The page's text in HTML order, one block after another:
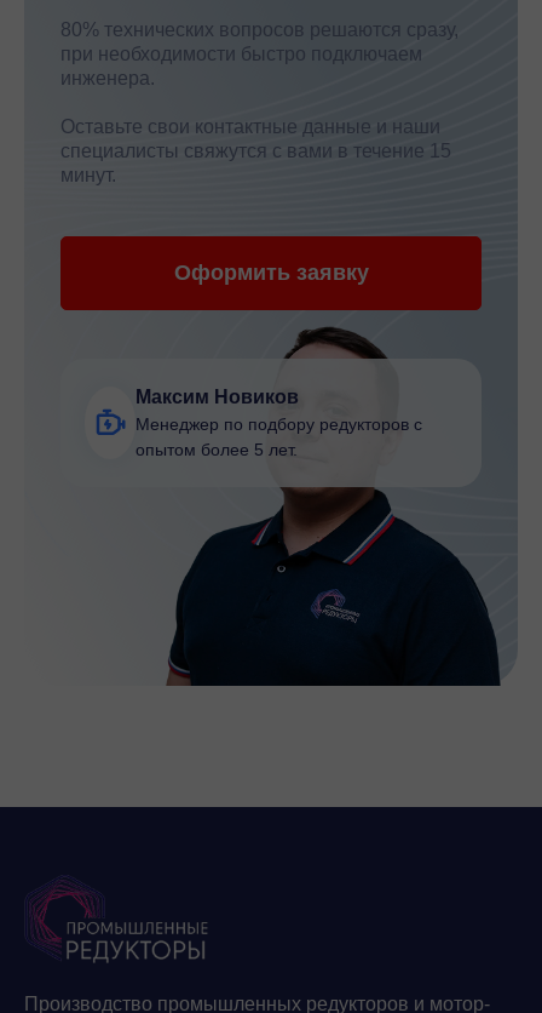
80% технических вопросов решаются сразу,
при необходимости быстро подключаем
инженера.
Оставьте свои контактные данные и наши
специалисты свяжутся с вами в течение 15
минут.
Оформить заявку
Максим Новиков
Менеджер по подбору редукторов с
опытом более 5 лет.
Производство промышленных редукторов и мотор-